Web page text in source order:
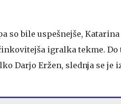
so bile uspešnejše, Katarina
igralka tekme.
Darjo Eržen, slednja se je